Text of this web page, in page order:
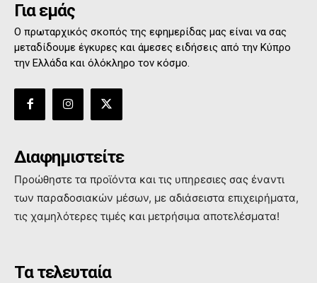
Για εμάς
Ο πρωταρχικός σκοπός της εφημερίδας μας είναι να σας
μεταδίδουμε έγκυρες και άμεσες ειδήσεις από την Κύπρο
την Ελλάδα και όλόκληρο τον κόσμο.
Διαφημιστείτε
Προώθηστε τα προϊόντα και τις υπηρεσιες σας έναντι
των παραδοσιακών μέσων, με αδιάσειστα επιχειρήματα,
τις χαμηλότερες τιμές και μετρήσιμα αποτελέσματα!
Τα τελευταία